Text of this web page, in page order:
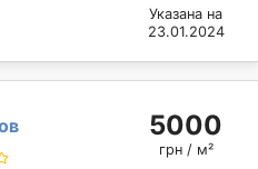
Указана на
23.01.2024
5000
грн / м²